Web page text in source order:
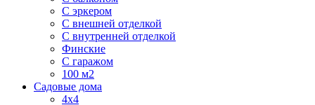
С эркером
С внешней отделкой
С внутренней отделкой
Финские
С гаражом
100 м2
Садовые дома
4х4